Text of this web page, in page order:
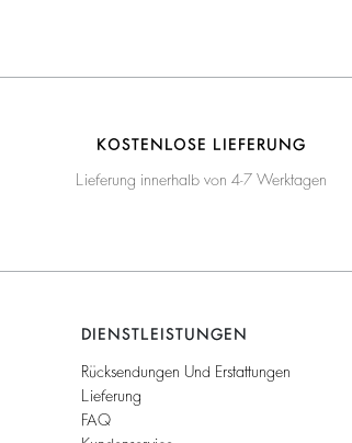
KOSTENLOSE LIEFERUNG
Lieferung innerhalb von 4-7 Werktagen
DIENSTLEISTUNGEN
Rücksendungen Und Erstattungen
Lieferung
FAQ